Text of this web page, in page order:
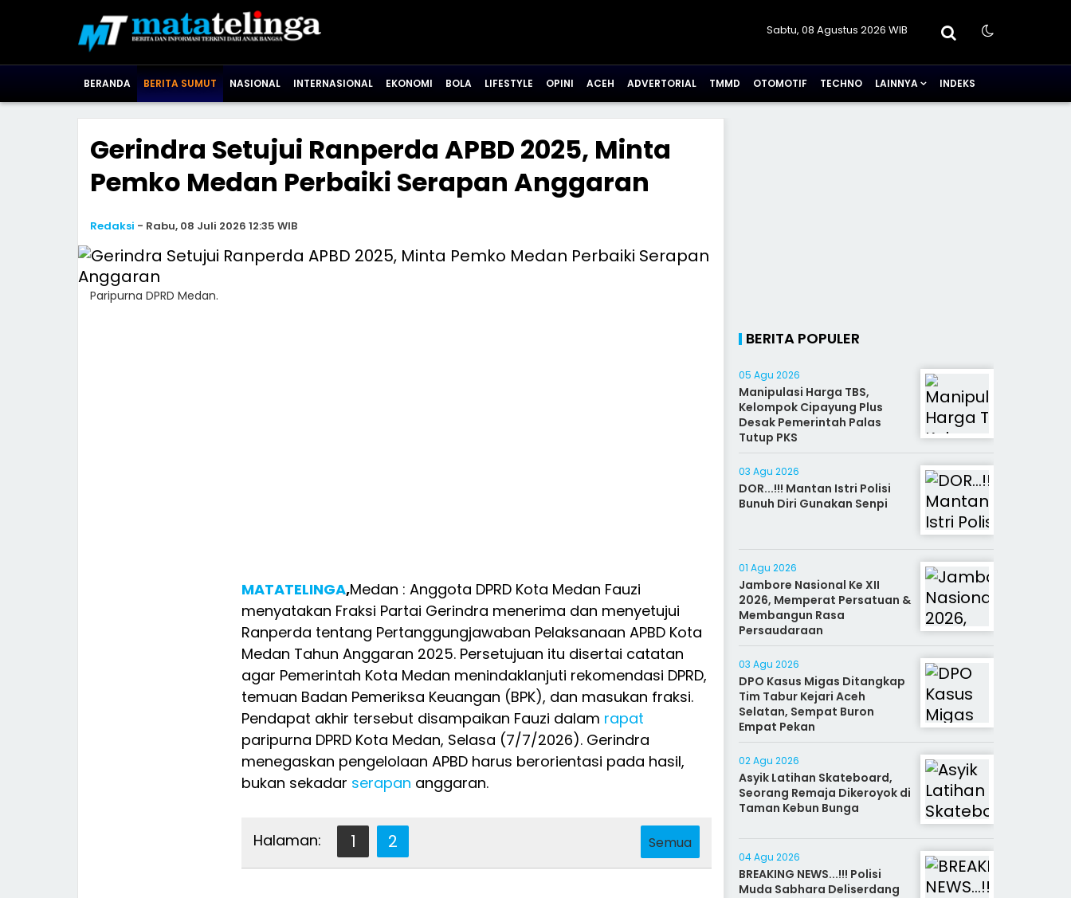
Sabtu, 08 Agustus 2026 WIB
BERANDA BERITA SUMUT NASIONAL INTERNASIONAL EKONOMI BOLA LIFESTYLE OPINI ACEH ADVERTORIAL TMMD OTOMOTIF TECHNO LAINNYA INDEKS
Gerindra Setujui Ranperda APBD 2025, Minta
Pemko Medan Perbaiki Serapan Anggaran
Redaksi - Rabu, 08 Juli 2026 12:35 WIB
Paripurna DPRD Medan.
MATATELINGA,Medan : Anggota DPRD Kota Medan Fauzi
menyatakan Fraksi Partai Gerindra menerima dan menyetujui
Ranperda tentang Pertanggungjawaban Pelaksanaan APBD Kota
Medan Tahun Anggaran 2025. Persetujuan itu disertai catatan
agar Pemerintah Kota Medan menindaklanjuti rekomendasi DPRD,
temuan Badan Pemeriksa Keuangan (BPK), dan masukan fraksi.
Pendapat akhir tersebut disampaikan Fauzi dalam rapat
paripurna DPRD Kota Medan, Selasa (7/7/2026). Gerindra
menegaskan pengelolaan APBD harus berorientasi pada hasil,
bukan sekadar serapan anggaran.
Halaman: 1 2 Semua
BERITA POPULER
05 Agu 2026
Manipulasi Harga TBS,
Kelompok Cipayung Plus
Desak Pemerintah Palas
Tutup PKS
03 Agu 2026
DOR...!!! Mantan Istri Polisi
Bunuh Diri Gunakan Senpi
01 Agu 2026
Jambore Nasional Ke XII
2026, Memperat Persatuan &
Membangun Rasa
Persaudaraan
03 Agu 2026
DPO Kasus Migas Ditangkap
Tim Tabur Kejari Aceh
Selatan, Sempat Buron
Empat Pekan
02 Agu 2026
Asyik Latihan Skateboard,
Seorang Remaja Dikeroyok di
Taman Kebun Bunga
04 Agu 2026
BREAKING NEWS...!!! Polisi
Muda Sabhara Deliserdang